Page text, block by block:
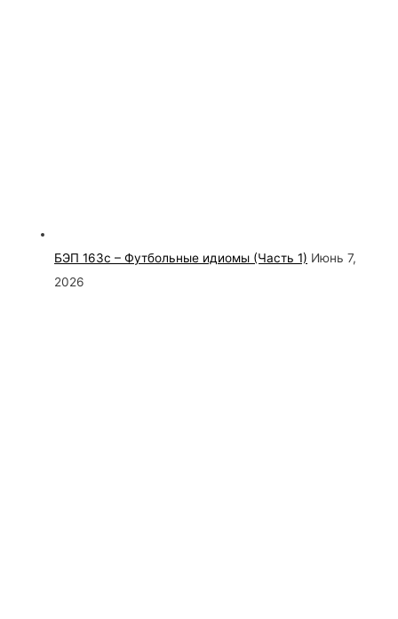
БЭП 163с – Футбольные идиомы (Часть 1) Июнь 7,
2026